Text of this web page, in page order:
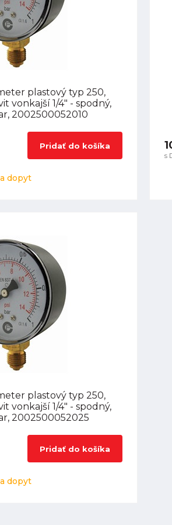
plastový typ 250,
vonkajší 1/4" - spodný,
2002500052010
Pridať do košíka
dopyt
s
plastový typ 250,
vonkajší 1/4" - spodný,
2002500052025
Pridať do košíka
dopyt